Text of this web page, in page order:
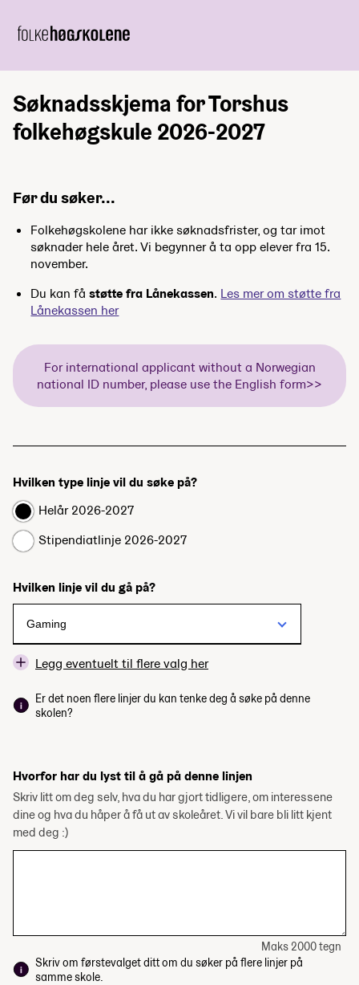
Søknadsskjema for Torshus
folkehøgskule 2026-2027
Før du søker...
Folkehøgskolene har ikke søknadsfrister, og tar imot
søknader hele året. Vi begynner å ta opp elever fra 15.
november.
Du kan fåstøtte fra Lånekassen. Les mer om støtte fra
Lånekassen her
For international applicant without a Norwegian
national ID number, please use the English form>>
Hvilken type linje vil du søke på?
Helår 2026-2027
Stipendiatlinje 2026-2027
Hvilken linje vil du gå på?
Legg eventuelt til flere valg her
Er det noen flere linjer du kan tenke deg å søke på denne
skolen?
Hvorfor har du lyst til å gå på denne linjen
Skriv litt om deg selv, hva du har gjort tidligere, om interessene
dine og hva du håper å få ut av skoleåret. Vi vil bare bli litt kjent
med deg :)
Maks 2000 tegn
Skriv om førstevalget ditt om du søker på flere linjer på
samme skole.